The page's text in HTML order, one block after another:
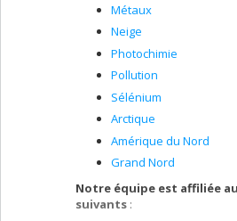
Métaux
Neige
Photochimie
Pollution
Sélénium
Arctique
Amérique du Nord
Grand Nord
Notre équipe est affiliée
suivants :